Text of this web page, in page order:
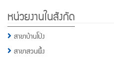
หน่วยงานในสังกัด
สาขาบ้านโป่ง
สาขาสวนผึ้ง